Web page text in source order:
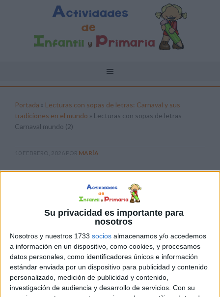
Su privacidad es importante para
nosotros
Nosotros y nuestros 1733 socios almacenamos y/o accedemos
a información en un dispositivo, como cookies, y procesamos
datos personales, como identificadores únicos e información
estándar enviada por un dispositivo para publicidad y contenido
personalizado, medición de publicidad y contenido,
investigación de audiencia y desarrollo de servicios. Con su
Portada » Lecturas con sopas de letras: Carnaval y sus
tradiciones en el mundo » Lecturas con sopas de letras
Carnaval mundo (2)
10 FEBRERO, 2026 POR MARÍA
Carnaval mundo (2)
Pulsa sobre el enlace para descargar el